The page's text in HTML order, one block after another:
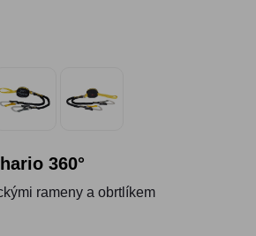
360°
rameny a obrtlíkem